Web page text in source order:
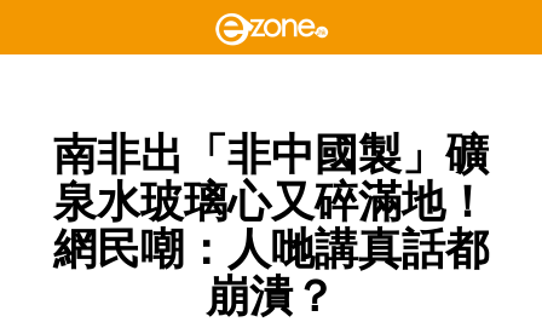
南非出「非中國製」礦
泉水玻璃心又碎滿地！
網民嘲：人哋講真話都
崩潰？